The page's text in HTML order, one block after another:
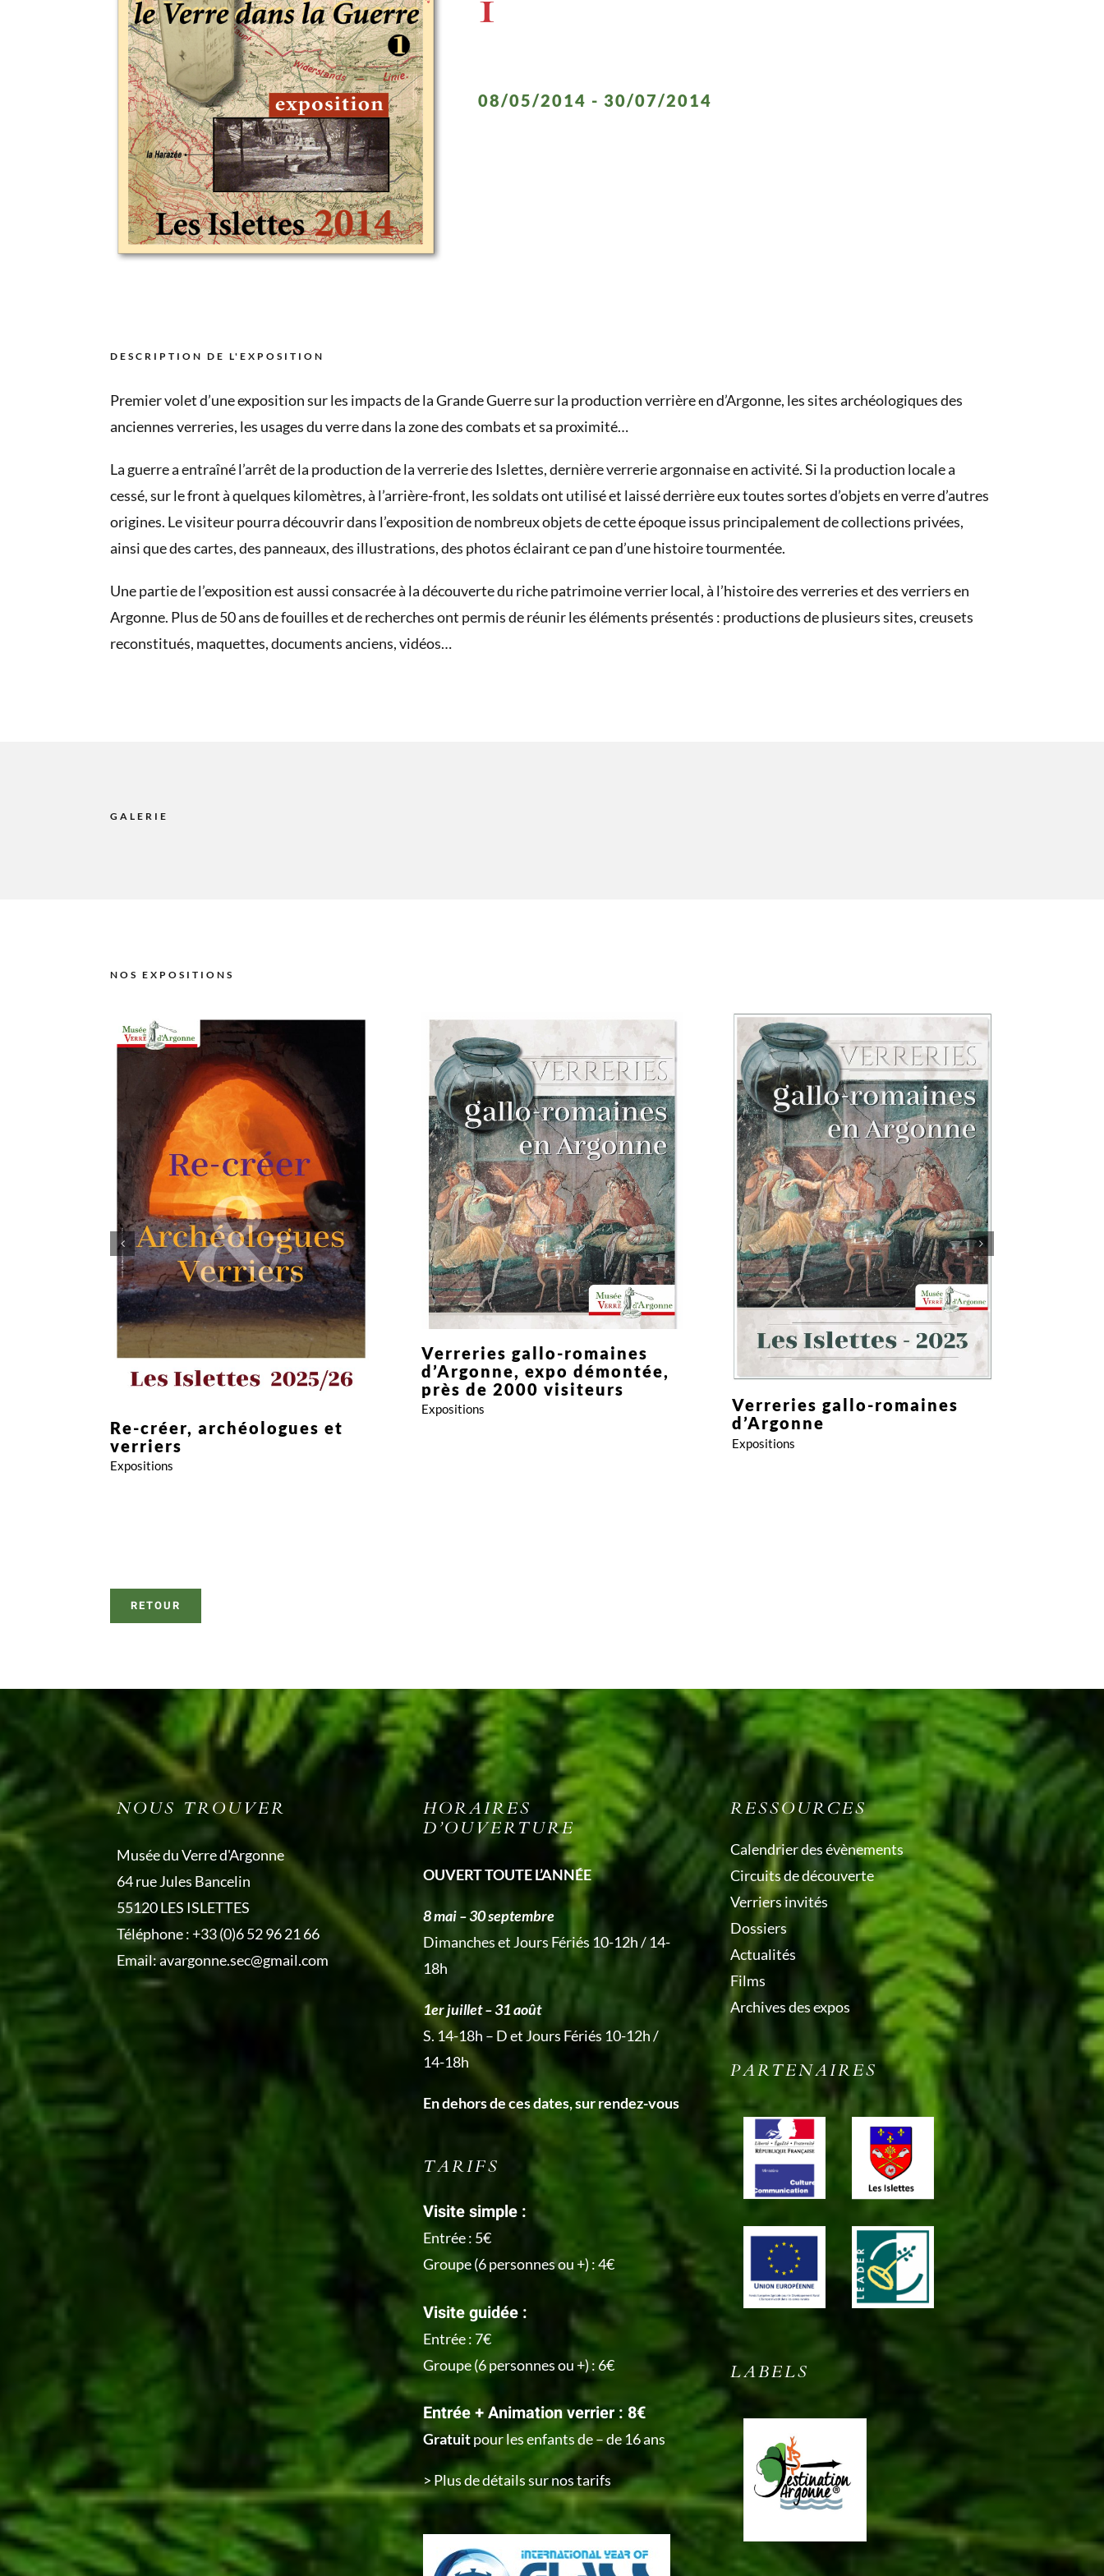
08/05/2014 - 30/07/2014
DESCRIPTION DE L'EXPOSITION
Premier volet d’une exposition sur les impacts de la Grande Guerre sur la production verrière en d’Argonne, les sites archéologiques des
anciennes verreries, les usages du verre dans la zone des combats et sa proximité…
La guerre a entraîné l’arrêt de la production de la verrerie des Islettes, dernière verrerie argonnaise en activité. Si la production locale a
cessé, sur le front à quelques kilomètres, à l’arrière-front, les soldats ont utilisé et laissé derrière eux toutes sortes d’objets en verre d’autres
origines. Le visiteur pourra découvrir dans l’exposition de nombreux objets de cette époque issus principalement de collections privées,
ainsi que des cartes, des panneaux, des illustrations, des photos éclairant ce pan d’une histoire tourmentée.
Une partie de l’exposition est aussi consacrée à la découverte du riche patrimoine verrier local, à l’histoire des verreries et des verriers en
Argonne. Plus de 50 ans de fouilles et de recherches ont permis de réunir les éléments présentés : productions de plusieurs sites, creusets
reconstitués, maquettes, documents anciens, vidéos…
GALERIE
NOS EXPOSITIONS
Expositions
Re-créer, archéologues et
verriers
Expositions
Expositions
Verreries gallo-romaines
d’Argonne, expo démontée,
près de 2000 visiteurs
Expositions
Expositions
Verreries gallo-romaines
d’Argonne
Expositions
RETOUR
NOUS TROUVER
Musée du Verre d'Argonne
64 rue Jules Bancelin
55120 LES ISLETTES
Téléphone :+33 (0)6 52 96 21 66
Email:avargonne.sec@gmail.com
HORAIRES
D’OUVERTURE
OUVERT TOUTE L’ANNÉE
8 mai – 30 septembre
Dimanches et Jours Fériés 10-12h / 14-
18h
1er juillet – 31 août
S. 14-18h – D et Jours Fériés 10-12h /
14-18h
En dehors de ces dates, sur rendez-vous
TARIFS
Visite simple :
Entrée : 5€
Groupe (6 personnes ou +) : 4€
Visite guidée :
Entrée : 7€
Groupe (6 personnes ou +) : 6€
Entrée + Animation verrier : 8€
Gratuitpour les enfants de – de 16 ans
> Plus de détails sur nos tarifs
RESSOURCES
Calendrier des évènements
Circuits de découverte
Verriers invités
Dossiers
Actualités
Films
Archives des expos
PARTENAIRES
LABELS